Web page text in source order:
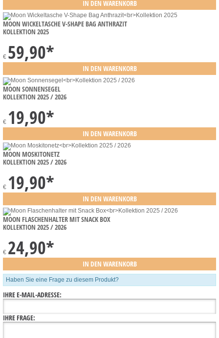
MOON WICKELTASCHE V-SHAPE BAG ANTHRAZIT
KOLLEKTION 2025
€ 59,90*
MOON SONNENSEGEL
KOLLEKTION 2025 / 2026
€ 19,90*
MOON MOSKITONETZ
KOLLEKTION 2025 / 2026
€ 19,90*
MOON FLASCHENHALTER MIT SNACK BOX
KOLLEKTION 2025 / 2026
€ 24,90*
Haben Sie eine Frage zu diesem Produkt?
IHRE E-MAIL-ADRESSE:
IHRE FRAGE: